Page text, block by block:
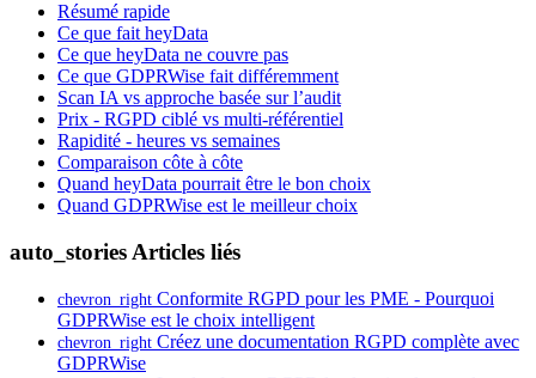
Résumé rapide
Ce que fait heyData
Ce que heyData ne couvre pas
Ce que GDPRWise fait différemment
Scan IA vs approche basée sur l’audit
Prix - RGPD ciblé vs multi-référentiel
Rapidité - heures vs semaines
Comparaison côte à côte
Quand heyData pourrait être le bon choix
Quand GDPRWise est le meilleur choix
auto_stories Articles liés
chevron_right Conformite RGPD pour les PME - Pourquoi
GDPRWise est le choix intelligent
chevron_right Créez une documentation RGPD complète avec
GDPRWise